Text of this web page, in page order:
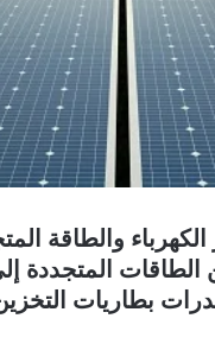
والطاقة